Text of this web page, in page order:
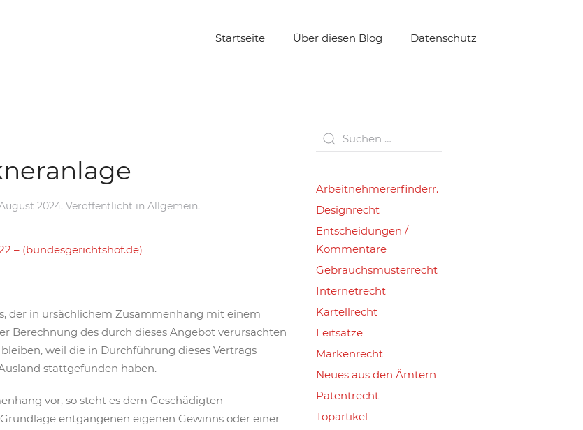
Startseite Über diesen Blog Datenschutz
2024. Veröffentlicht in Allgemein.
– (bundesgerichtshof.de)
der in ursächlichem Zusammenhang mit einem
Berechnung des durch dieses Angebot verursachten
weil die in Durchführung dieses Vertrags
stattgefunden haben.
vor, so steht es dem Geschädigten
entgangenen eigenen Gewinns oder einer
Arbeitnehmererfinderr.
Designrecht
Entscheidungen /
Kommentare
Gebrauchsmusterrecht
Internetrecht
Kartellrecht
Leitsätze
Markenrecht
Neues aus den Ämtern
Patentrecht
Topartikel